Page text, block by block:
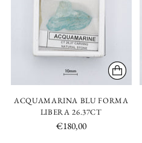
ACQUAMARINA BLU FORMA
LIBERA 26.37CT
€180,00